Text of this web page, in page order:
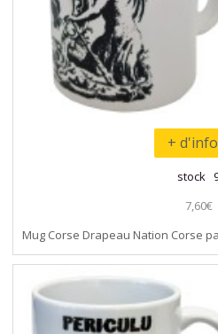
+
stock
7,60€
Mug Corse Drapeau Nation Corse